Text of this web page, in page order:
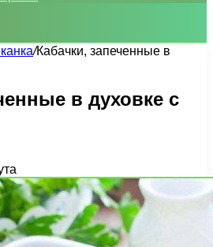
/Кабачки, запеченные в
в духовке с